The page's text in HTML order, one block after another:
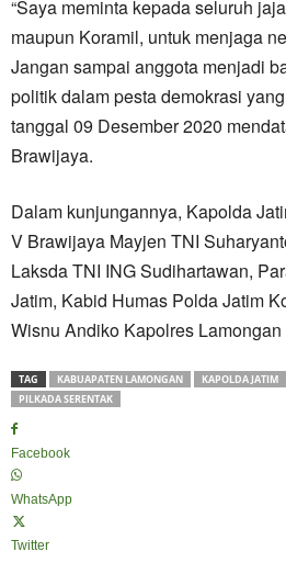
“Saya meminta kepada seluruh
maupun Koramil, untuk menjaga
Jangan sampai anggota menjadi
politik dalam pesta demokrasi
tanggal 09 Desember 2020
Brawijaya.
Dalam kunjungannya, Kapolda
V Brawijaya Mayjen TNI
Laksda TNI ING Sudihartawan,
Jatim, Kabid Humas Polda Jatim
Wisnu Andiko Kapolres
TAG KABUAPATEN LAMONGAN KAPOLDA JATIM
PILKADA SERENTAK
Facebook
WhatsApp
Twitter